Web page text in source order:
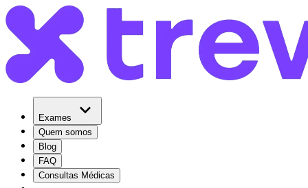
Exames
Quem somos
Blog
FAQ
Consultas Médicas